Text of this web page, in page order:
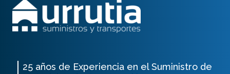
25 años de Experiencia en el Suministro de